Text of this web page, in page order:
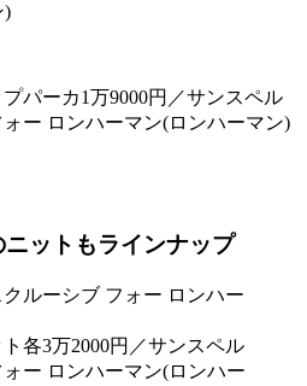
)
パーカ1万9000円／サンスペル
ー ロンハーマン(ロンハーマン)
ットもラインナップ
各3万2000円／サンスペル
ー ロンハーマン(ロンハー